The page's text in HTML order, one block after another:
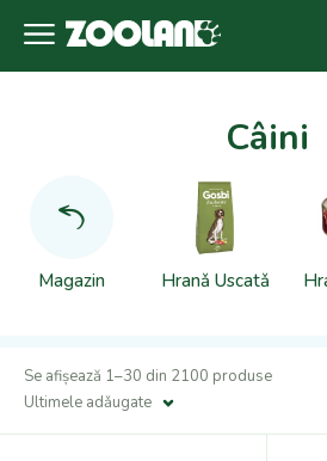
Câini
Magazin Hranǎ Uscatǎ
Se afișează 1–30 din 2100 produse
Ultimele adǎugate